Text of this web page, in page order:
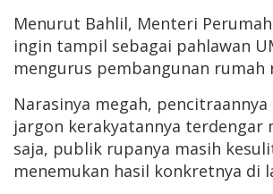
Menurut Bahlil, Menteri
ingin tampil sebagai pahlawan
mengurus pembangunan rumah
Narasinya megah,
jargon kerakyatannya terdengar
saja, publik rupanya masih
menemukan hasil konkretnya di